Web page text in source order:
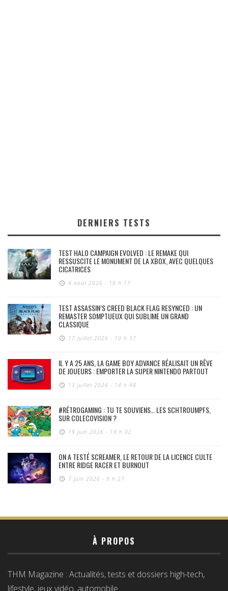
DERNIERS TESTS
TEST HALO CAMPAIGN EVOLVED : LE REMAKE QUI
RESSUSCITE LE MONUMENT DE LA XBOX, AVEC QUELQUES
CICATRICES
4 août 2026 - 10 h 17
TEST ASSASSIN’S CREED BLACK FLAG RESYNCED : UN
REMASTER SOMPTUEUX QUI SUBLIME UN GRAND
CLASSIQUE
17 juillet 2026 - 10 h 37
IL Y A 25 ANS, LA GAME BOY ADVANCE RÉALISAIT UN RÊVE
DE JOUEURS : EMPORTER LA SUPER NINTENDO PARTOUT
13 juillet 2026 - 14 h 48
#RÉTROGAMING : TU TE SOUVIENS… LES SCHTROUMPFS,
SUR COLECOVISION ?
19 juin 2026 - 19 h 02
ON A TESTÉ SCREAMER, LE RETOUR DE LA LICENCE CULTE
ENTRE RIDGE RACER ET BURNOUT
7 juin 2026 - 9 h 27
À PROPOS
THM Magazine : Actualités, tests et dossiers high-tech,
lifestyle, jeux vidéo, automobile…